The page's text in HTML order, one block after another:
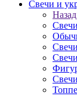
Свечи и
Назад